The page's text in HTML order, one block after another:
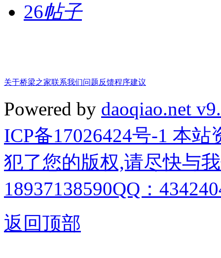
26帖子
关于桥梁之家联系我们问题反馈程序建议
Powered by daoqiao.net
ICP备17026424号-1 本
犯了您的版权,请尽快与
18937138590QQ：
返回顶部